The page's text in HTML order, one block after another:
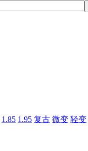
1.85 1.95 复古 微变 轻变